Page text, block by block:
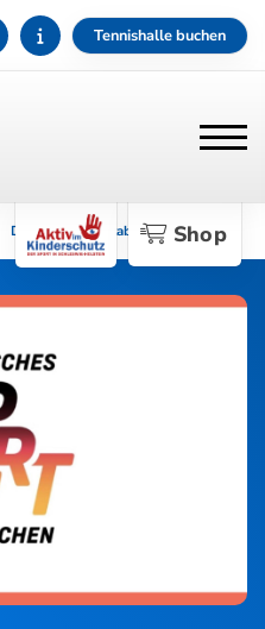
Tennishalle buchen
Shop
Deutsches Sportabzeichen